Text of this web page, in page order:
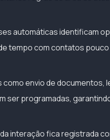
automáticas identificam
tempo com contatos
como envio de documentos,
ser programadas,
interação fica registrada